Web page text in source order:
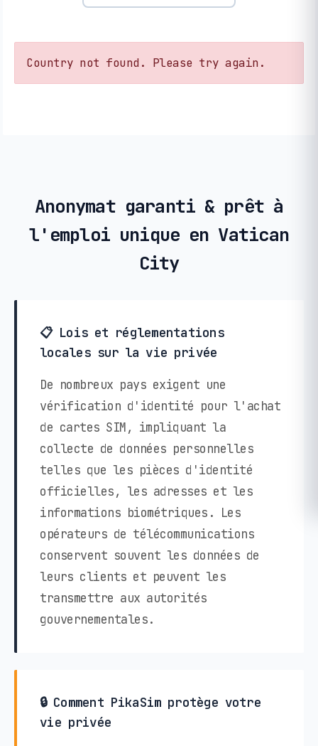
Country not found. Please try again.
Anonymat garanti & prêt à
l'emploi unique en Vatican
City
📋 Lois et réglementations
locales sur la vie privée
De nombreux pays exigent une
vérification d'identité pour l'achat
de cartes SIM, impliquant la
collecte de données personnelles
telles que les pièces d'identité
officielles, les adresses et les
informations biométriques. Les
opérateurs de télécommunications
conservent souvent les données de
leurs clients et peuvent les
transmettre aux autorités
gouvernementales.
🔒 Comment PikaSim protège votre
vie privée